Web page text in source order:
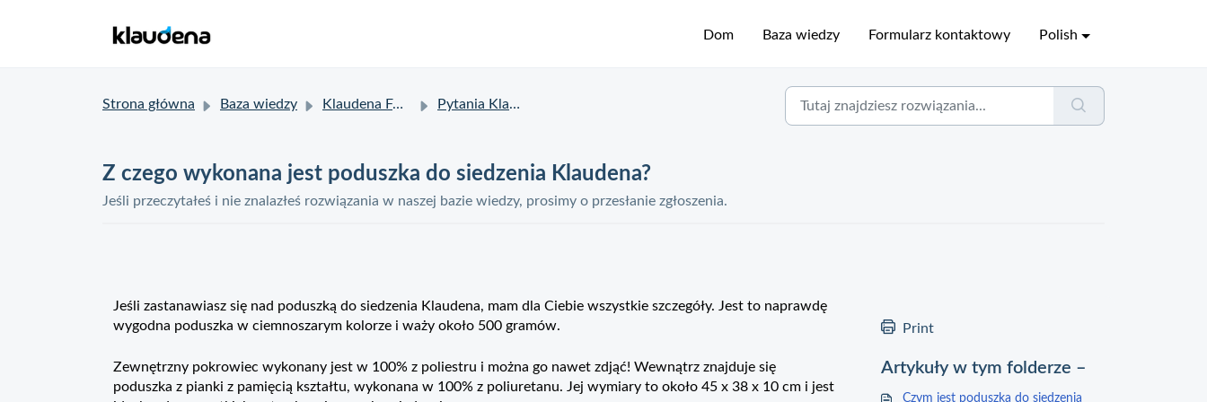
Dom Baza wiedzy Formularz kontaktowy Polish
Strona główna Baza wiedzy Klaudena FAQ Pytania Klaudeny
Z czego wykonana jest poduszka do siedzenia Klaudena?
Jeśli przeczytałeś i nie znalazłeś rozwiązania w naszej bazie wiedzy, prosimy o przesłanie zgłoszenia.
Jeśli zastanawiasz się nad poduszką do siedzenia Klaudena, mam dla Ciebie wszystkie szczegóły. Jest to naprawdę
wygodna poduszka w ciemnoszarym kolorze i waży około 500 gramów.
Zewnętrzny pokrowiec wykonany jest w 100% z poliestru i można go nawet zdjąć! Wewnątrz znajduje się
poduszka z pianki z pamięcią kształtu, wykonana w 100% z poliuretanu. Jej wymiary to około 45 x 38 x 10 cm i jest
Print
Artykuły w tym folderze –
Czym jest poduszka do siedzenia